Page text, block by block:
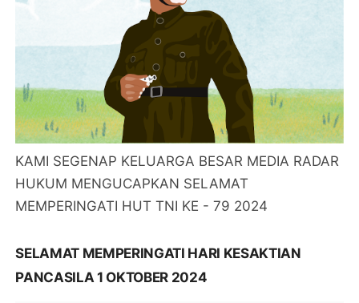
KAMI SEGENAP KELUARGA BESAR MEDIA RADAR
HUKUM MENGUCAPKAN SELAMAT
MEMPERINGATI HUT TNI KE - 79 2024
SELAMAT MEMPERINGATI HARI KESAKTIAN
PANCASILA 1 OKTOBER 2024